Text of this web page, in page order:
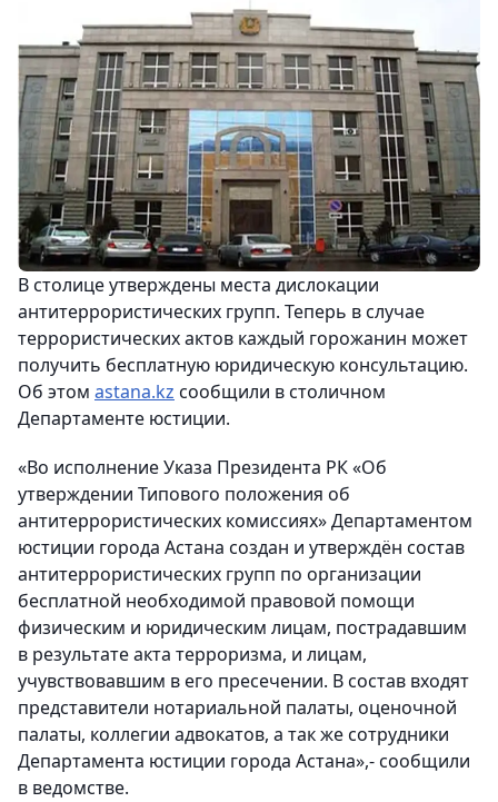
В столице утверждены места дислокации
антитеррористических групп. Теперь в случае
террористических актов каждый горожанин может
получить бесплатную юридическую консультацию.
Об этом astana.kz сообщили в столичном
Департаменте юстиции.
«Во исполнение Указа Президента РК «Об
утверждении Типового положения об
антитеррористических комиссиях» Департаментом
юстиции города Астана создан и утверждён состав
антитеррористических групп по организации
бесплатной необходимой правовой помощи
физическим и юридическим лицам, пострадавшим
в результате акта терроризма, и лицам,
учувствовавшим в его пресечении. В состав входят
представители нотариальной палаты, оценочной
палаты, коллегии адвокатов, а так же сотрудники
Департамента юстиции города Астана»,- сообщили
в ведомстве.